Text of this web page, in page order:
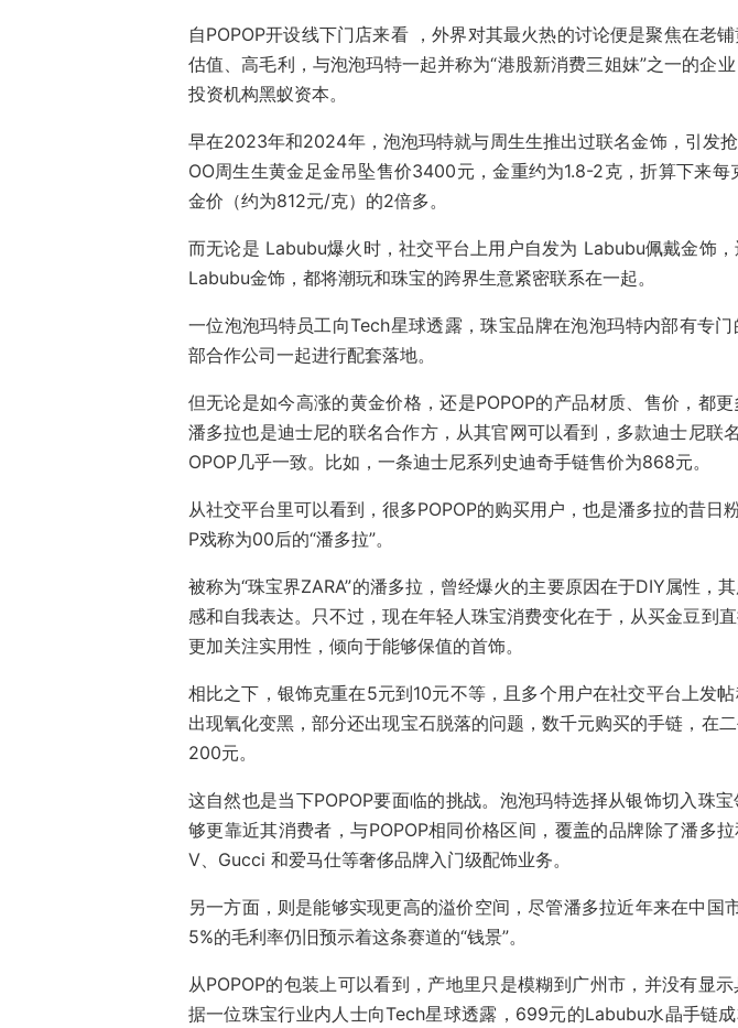
自POPOP开设线下门店来看 ，外界对其最火热的讨论便是聚焦在老
估值、高毛利，与泡泡玛特一起并称为“港股新消费三姐妹”之一的企
投资机构黑蚁资本。
早在2023年和2024年，泡泡玛特就与周生生推出过联名金饰，引发
OO周生生黄金足金吊坠售价3400元，金重约为1.8-2克，折算下来每
金价（约为812元/克）的2倍多。
而无论是 Labubu爆火时，社交平台上用户自发为 Labubu佩戴金饰
Labubu金饰，都将潮玩和珠宝的跨界生意紧密联系在一起。
一位泡泡玛特员工向Tech星球透露，珠宝品牌在泡泡玛特内部有专
部合作公司一起进行配套落地。
但无论是如今高涨的黄金价格，还是POPOP的产品材质、售价，都更
潘多拉也是迪士尼的联名合作方，从其官网可以看到，多款迪士尼联
OPOP几乎一致。比如，一条迪士尼系列史迪奇手链售价为868元。
从社交平台里可以看到，很多POPOP的购买用户，也是潘多拉的昔日
P戏称为00后的“潘多拉”。
被称为“珠宝界ZARA”的潘多拉，曾经爆火的主要原因在于DIY属性，
感和自我表达。只不过，现在年轻人珠宝消费变化在于，从买金豆到
更加关注实用性，倾向于能够保值的首饰。
相比之下，银饰克重在5元到10元不等，且多个用户在社交平台上发
出现氧化变黑，部分还出现宝石脱落的问题，数千元购买的手链，在
200元。
这自然也是当下POPOP要面临的挑战。泡泡玛特选择从银饰切入珠
够更靠近其消费者，与POPOP相同价格区间，覆盖的品牌除了潘多
V、Gucci 和爱马仕等奢侈品牌入门级配饰业务。
另一方面，则是能够实现更高的溢价空间，尽管潘多拉近年来在中国
5%的毛利率仍旧预示着这条赛道的“钱景”。
从POPOP的包装上可以看到，产地里只是模糊到广州市，并没有显示
据一位珠宝行业内人士向Tech星球透露，699元的Labubu水晶手链